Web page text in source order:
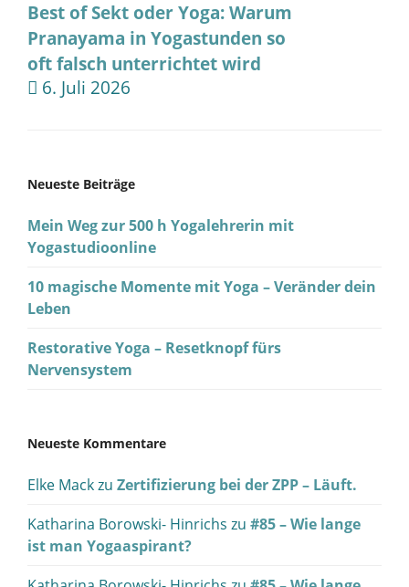
Best of Sekt oder Yoga: Warum
Pranayama in Yogastunden so
oft falsch unterrichtet wird
6. Juli 2026
Neueste Beiträge
Mein Weg zur 500 h Yogalehrerin mit
Yogastudioonline
10 magische Momente mit Yoga – Veränder dein
Leben
Restorative Yoga – Resetknopf fürs
Nervensystem
Neueste Kommentare
Elke Mackzu Zertifizierung bei der ZPP – Läuft.
Katharina Borowski- Hinrichs zu #85 – Wie lange
ist man Yogaaspirant?